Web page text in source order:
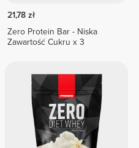
21,78 zł
Zero Protein Bar - Niska
Zawartość Cukru x 3